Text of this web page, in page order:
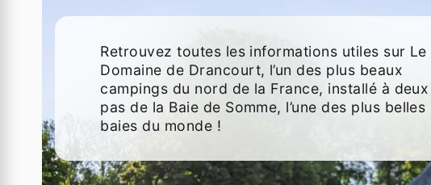
Retrouvez toutes les informations utiles sur Le
Domaine de Drancourt, l’un des plus beaux
campings du nord de la France, installé à deux
pas de la Baie de Somme, l’une des plus belles
baies du monde !